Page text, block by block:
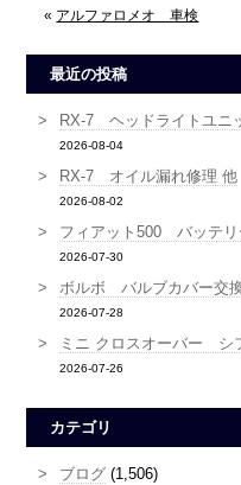
« アルファロメオ 車検
最近の投稿
RX-7 ヘッドライトユニ
2026-08-04
RX-7 オイル漏れ修理 他
2026-08-02
フィアット500 バッテリ
2026-07-30
ボルボ バルブカバー交
2026-07-28
ミニ クロスオーバー シ
2026-07-26
カテゴリ
ブログ (1,506)